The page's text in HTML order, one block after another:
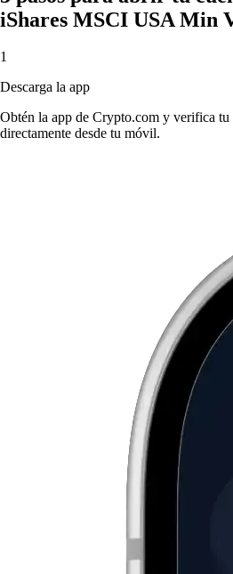
iShares MSCI USA Min
1
Descarga la app
Obtén la app de Crypto.com y verifica
directamente desde tu móvil.